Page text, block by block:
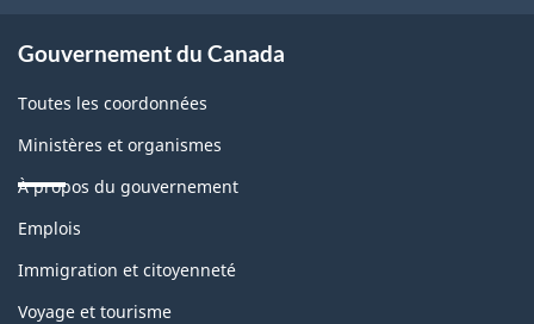
Gouvernement du Canada
Toutes les coordonnées
Ministères et organismes
À propos du gouvernement
Thèmes
sujets
Emplois
Immigration et citoyenneté
Voyage et tourisme